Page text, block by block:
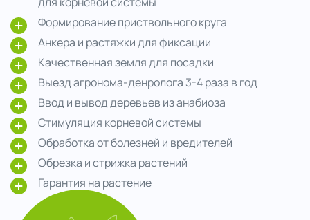
Формирование приствольного круга
Анкера и растяжки для фиксации
Качественная земля для посадки
Выезд агронома-денролога 3-4 раза в год
Ввод и вывод деревьев из анабиоза
Стимуляция корневой системы
Обработка от болезней и вредителей
Обрезка и стрижка растений
Гарантия на растение